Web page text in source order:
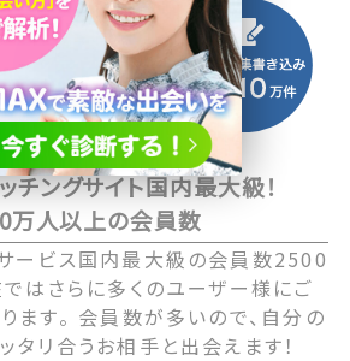
チングサイト国内最大級！
万人以上の会員数
ービス国内最大級の会員数2500
はさらに多くのユーザー様にご
ます。 会員数が多いので、自分の
タリ合うお相手と出会えます！